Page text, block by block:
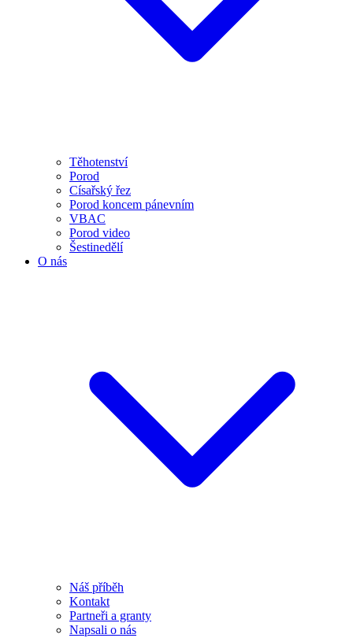
Těhotenství
Porod
Císařský řez
Porod koncem pánevním
VBAC
Porod video
Šestinedělí
O nás
Náš příběh
Kontakt
Partneři a granty
Napsali o nás